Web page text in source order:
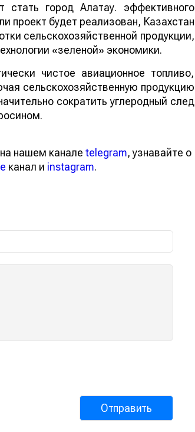
город Алатау. эффективного
проект будет реализован, Казахстан
сельскохозяйственной продукции,
«зеленой» экономики.
чистое авиационное топливо,
сельскохозяйственную продукцию
сократить углеродный след
нашем канале telegram, узнавайте о
канал и instagram.